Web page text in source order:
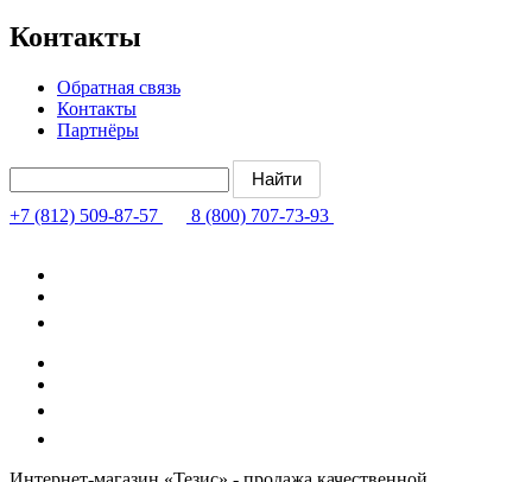
Контакты
Обратная связь
Контакты
Партнёры
+7 (812) 509-87-57 8 (800) 707-73-93